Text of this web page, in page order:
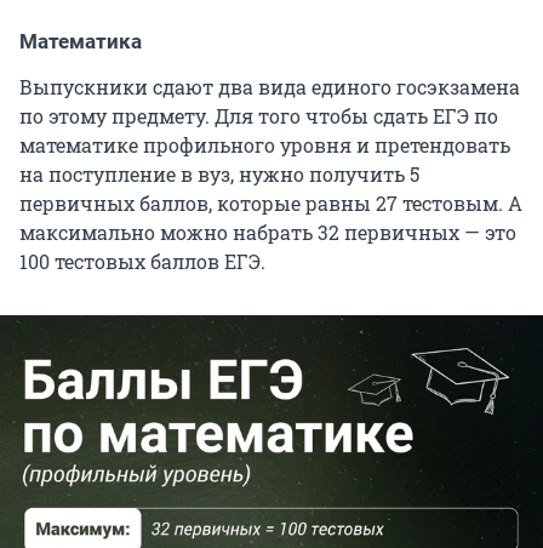
Математика
Выпускники сдают два вида единого госэкзамена
по этому предмету. Для того чтобы сдать ЕГЭ по
математике профильного уровня и претендовать
на поступление в вуз, нужно получить 5
первичных баллов, которые равны 27 тестовым. А
максимально можно набрать 32 первичных — это
100 тестовых баллов ЕГЭ.